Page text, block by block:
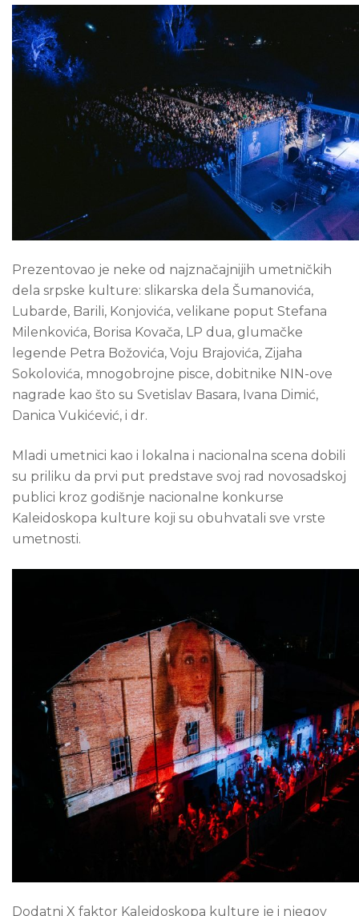
Prezentovao je neke od najznačajnijih umetničkih
dela srpske kulture: slikarska dela Šumanovića,
Lubarde, Barili, Konjovića, velikane poput Stefana
Milenkovića, Borisa Kovača, LP dua, glumačke
legende Petra Božovića, Voju Brajovića, Zijaha
Sokolovića, mnogobrojne pisce, dobitnike NIN-ove
nagrade kao što su Svetislav Basara, Ivana Dimić,
Danica Vukićević, i dr.
Mladi umetnici kao i lokalna i nacionalna scena dobili
su priliku da prvi put predstave svoj rad novosadskoj
publici kroz godišnje nacionalne konkurse
Kaleidoskopa kulture koji su obuhvatali sve vrste
umetnosti.
Dodatni X faktor Kaleidoskopa kulture je i njegov